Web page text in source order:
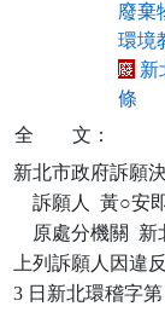
廢棄
環境
新
條
全
文：
新北市政府訴願
訴願人  黃○
原處分機關
上列訴願人因違
3 日新北環稽字